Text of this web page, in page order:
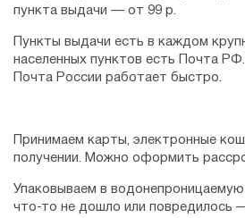
пункта выдачи — от 99 р.
Пункты выдачи есть в каждом
населенных пунктов есть Почта
Почта России работает быстро.
Принимаем карты, электронные
получении. Можно оформить
Упаковываем в
что-то не дошло или повредилось